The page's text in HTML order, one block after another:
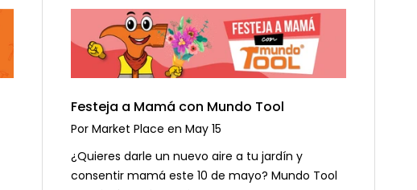
Festeja a Mamá con Mundo Tool
Por Market Place en May 15
¿Quieres darle un nuevo aire a tu jardín y
consentir mamá este 10 de mayo? Mundo Tool